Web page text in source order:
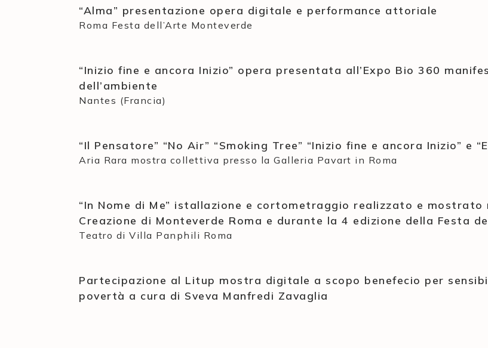
“Alma” presentazione opera digitale e performance attoriale
Roma Festa dell’Arte Monteverde
“Inizio fine e ancora Inizio” opera presentata all’Expo Bio 360
dell’ambiente
Nantes (Francia)
“Il Pensatore” “No Air” “Smoking Tree” “Inizio fine e ancora Inizio” e
Aria Rara mostra collettiva presso la Galleria Pavart in Roma
“In Nome di Me” istallazione e cortometraggio realizzato e mostrato
Creazione di Monteverde Roma e durante la 4 edizione della Festa
Teatro di Villa Panphili Roma
Partecipazione al Litup mostra digitale a scopo benefecio per
povertà a cura di Sveva Manfredi Zavaglia